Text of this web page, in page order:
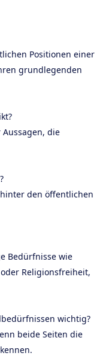
Positionen einer
grundlegenden
die
den öffentlichen
Bedürfnisse wie
Religionsfreiheit,
wichtig?
beide Seiten die